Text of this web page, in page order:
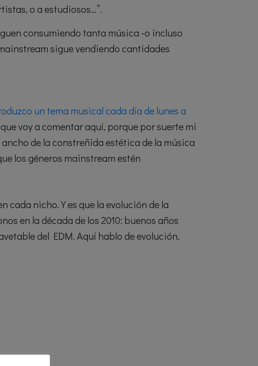
o a estudiosos…”.
consumiendo tanta música -o incluso
sigue vendiendo cantidades
un tema musical cada día de lunes a
voy a comentar aquí, porque por suerte mi
de la constreñida estética de la música
los géneros mainstream estén
cada nicho. Y es que la evolución de la
en la década de los 2010: buenos años
del EDM. Aquí hablo de evolución,